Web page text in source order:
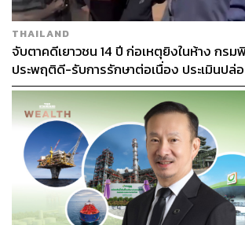
THAILAND
จับตาคดีเยาวชน 14 ปี ก่อเหตุยิงในห้าง กร
ประพฤติดี-รับการรักษาต่อเนื่อง ประเมินปล่